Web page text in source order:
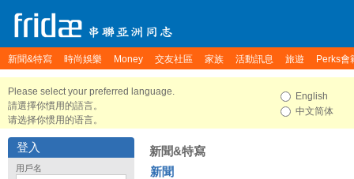
新聞&特寫 時尚娛樂 Money 交友社區 家族 活動訊息 旅遊 Perks會
Please select your preferred language.
請選擇你慣用的語言。
请选择你惯用的语言。
English
中文简体
登入
用戶名
新聞&特寫
新聞